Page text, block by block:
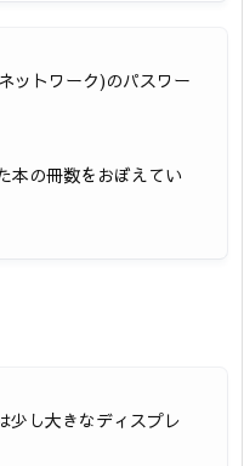
ットワーク)のパスワー
本の冊数をおぼえてい
し大きなディスプレ